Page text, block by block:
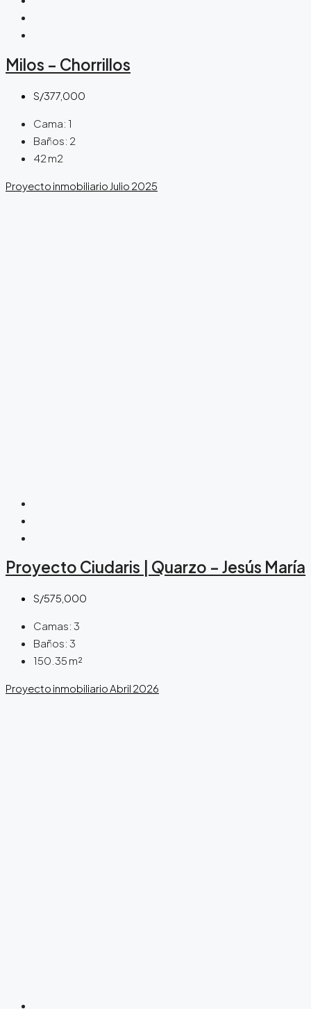
Milos – Chorrillos
S/377,000
Cama: 1
Baños: 2
42 m2
Proyecto inmobiliario Julio 2025
Proyecto Ciudaris | Quarzo – Jesús María
S/575,000
Camas: 3
Baños: 3
150.35 m²
Proyecto inmobiliarioAbril 2026